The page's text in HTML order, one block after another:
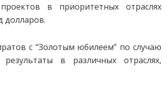
в приоритетных отраслях
долларов.
с “Золотым юбилеем” по случаю
в различных отраслях,